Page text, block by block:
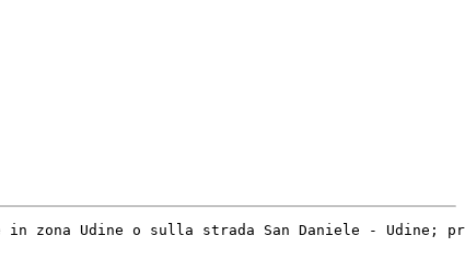
zona Udine o sulla strada San Daniele -